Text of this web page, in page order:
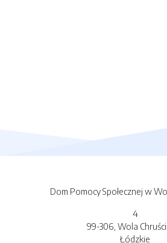
Dom Pomocy Społecznej w
4
99-306, Wola
Łódzkie